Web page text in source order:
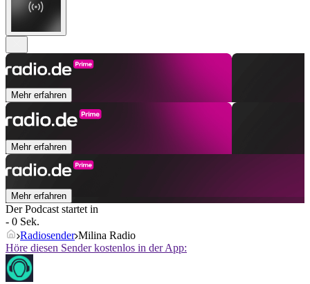
Mehr erfahren
Mehr erfahren
Mehr erfahren
Der Podcast startet in
- 0 Sek.
Radiosender Milina Radio
Höre diesen Sender kostenlos in der App: